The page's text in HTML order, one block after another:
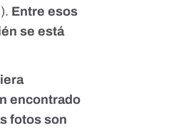
Entre esos
se está
encontrado
fotos son